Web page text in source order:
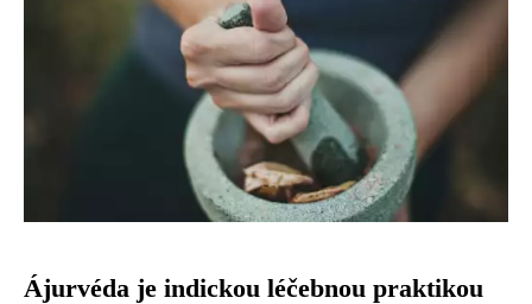
Ájurvéda je indickou léčebnou praktikou